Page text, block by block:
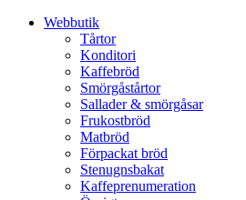
Webbutik
Tårtor
Konditori
Kaffebröd
Smörgåstårtor
Sallader & smörgåsar
Frukostbröd
Matbröd
Förpackat bröd
Stenugnsbakat
Kaffeprenumeration